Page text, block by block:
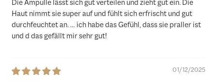
Die Ampulle lässt sich gut verteilen und zieht gut ein. Die
Haut nimmt sie super auf und fühlt sich erfrischt und gut
durchfeuchtet an. … ich habe das Gefühl, dass sie praller ist
und d das gefällt mir sehr gut!
01/12/2025